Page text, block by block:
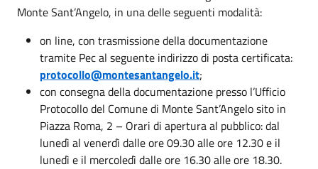
Monte Sant’Angelo, in una delle seguenti modalità:
on line, con trasmissione della documentazione
tramite Pec al seguente indirizzo di posta certificata:
protocollo@montesantangelo.it;
con consegna della documentazione presso l’Ufficio
Protocollo del Comune di Monte Sant’Angelo sito in
Piazza Roma, 2 – Orari di apertura al pubblico: dal
lunedì al venerdì dalle ore 09.30 alle ore 12.30 e il
lunedì e il mercoledì dalle ore 16.30 alle ore 18.30.